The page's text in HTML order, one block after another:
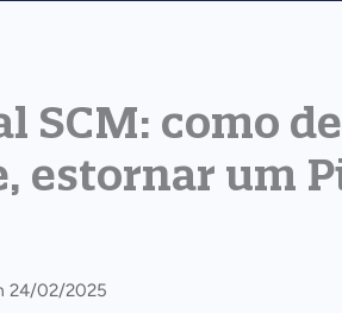
SCM: como
estornar um
24/02/2025